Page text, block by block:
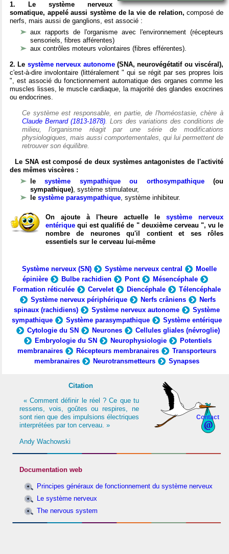
1. Le système nerveux
somatique, appelé aussi système de la vie de relation, composé de
nerfs, mais aussi de ganglions, est associé :
aux rapports de l'organisme avec l'environnement (récepteurs
sensoriels, fibres afférentes)
aux contrôles moteurs volontaires (fibres efférentes).
2. Le système nerveux autonome(SNA, neurovégétatif ou viscéral),
c'est-à-dire involontaire (littéralement " qui se régit par ses propres lois
", est associé du fonctionnement automatique des organes comme les
muscles lisses, le muscle cardiaque, la majorité des glandes exocrines
ou endocrines.
Ce système est responsable, en partie, de l'homéostasie, chère à
Claude Bernard (1813-1878). Lors des variations des conditions de
milieu, l'organisme réagit par une série de modifications
physiologiques, mais aussi comportementales, qui lui permettent de
retrouver son équilibre.
Le SNA est composé de deux systèmes antagonistes de l'activité
des mêmes viscères :
lesystème sympathique ou orthosympathique(ou
sympathique), système stimulateur,
le système parasympathique, système inhibiteur.
On ajoute à l'heure actuelle le système nerveux
entérique qui est qualifié de " deuxième cerveau ", vu le
nombre de neurones qu'il contient et ses rôles
essentiels sur le cerveau lui-même
Système nerveux (SN) Système nerveux central
Moelle
épinière
Bulbe rachidien Pont
Mésencéphale
Formation réticulée
Cervelet Diencéphale
Télencéphale
Système nerveux périphérique
Nerfs crâniens
Nerfs
spinaux (rachidiens)
Système nerveux autonome
Système
sympathique
Système parasympathique
Système entérique
Cytologie du SN
Neurones
Cellules gliales (névroglie)
Embryologie du SN
Neurophysiologie
Potentiels
membranaires
Récepteurs membranaires
Transporteurs
membranaires
Neurotransmetteurs Synapses
Contact
Citation
« Comment définir le réel ? Ce que tu
ressens, vois, goûtes ou respires, ne
sont rien que des impulsions électriques
interprétées par ton cerveau. »
Andy Wachowski
Documentation web
Principes généraux de fonctionnement du système nerveux
Le système nerveux
The nervous system